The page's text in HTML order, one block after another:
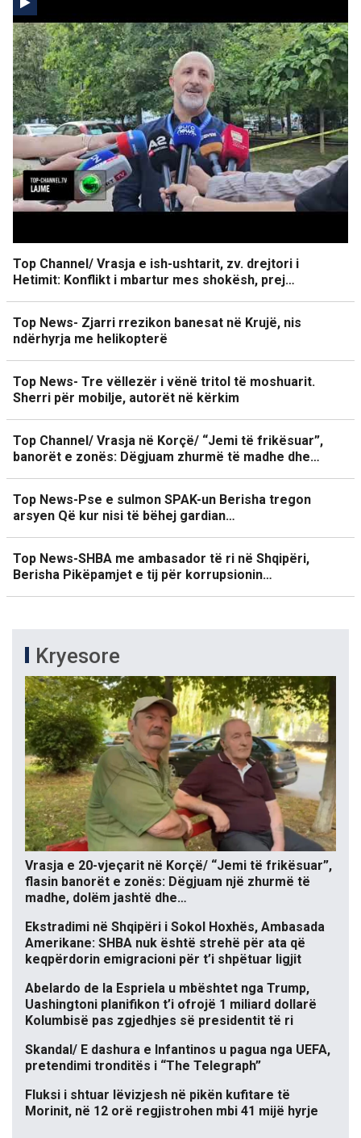
Top Channel/ Vrasja e ish-ushtarit, zv. drejtori i
Hetimit: Konflikt i mbartur mes shokësh, prej…
Top News- Zjarri rrezikon banesat në Krujë, nis
ndërhyrja me helikopterë
Top News- Tre vëllezër i vënë tritol të moshuarit.
Sherri për mobilje, autorët në kërkim
Top Channel/ Vrasja në Korçë/ “Jemi të frikësuar”,
banorët e zonës: Dëgjuam zhurmë të madhe dhe…
Top News-Pse e sulmon SPAK-un Berisha tregon
arsyen Që kur nisi të bëhej gardian…
Top News-SHBA me ambasador të ri në Shqipëri,
Berisha Pikëpamjet e tij për korrupsionin…
Kryesore
Vrasja e 20-vjeçarit në Korçë/ “Jemi të frikësuar”,
flasin banorët e zonës: Dëgjuam një zhurmë të
madhe, dolëm jashtë dhe…
Ekstradimi në Shqipëri i Sokol Hoxhës, Ambasada
Amerikane: SHBA nuk është strehë për ata që
keqpërdorin emigracioni për t’i shpëtuar ligjit
Abelardo de la Espriela u mbështet nga Trump,
Uashingtoni planifikon t’i ofrojë 1 miliard dollarë
Kolumbisë pas zgjedhjes së presidentit të ri
Skandal/ E dashura e Infantinos u pagua nga UEFA,
pretendimi tronditës i “The Telegraph”
Fluksi i shtuar lëvizjesh në pikën kufitare të
Morinit, në 12 orë regjistrohen mbi 41 mijë hyrje